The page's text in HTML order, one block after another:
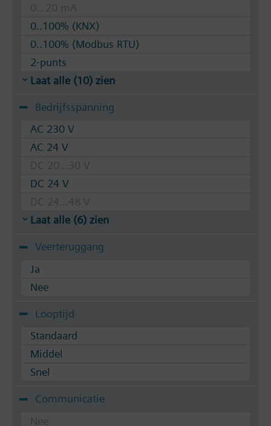
0...20 mA
0..100% (KNX)
0..100% (Modbus RTU)
2-punts
Laat alle (10) zien
Bedrijfsspanning
AC 230 V
AC 24 V
DC 20...30 V
DC 24 V
DC 24...48 V
Laat alle (6) zien
Veerteruggang
Ja
Nee
Looptijd
Standaard
Middel
Snel
Communicatie
Nee